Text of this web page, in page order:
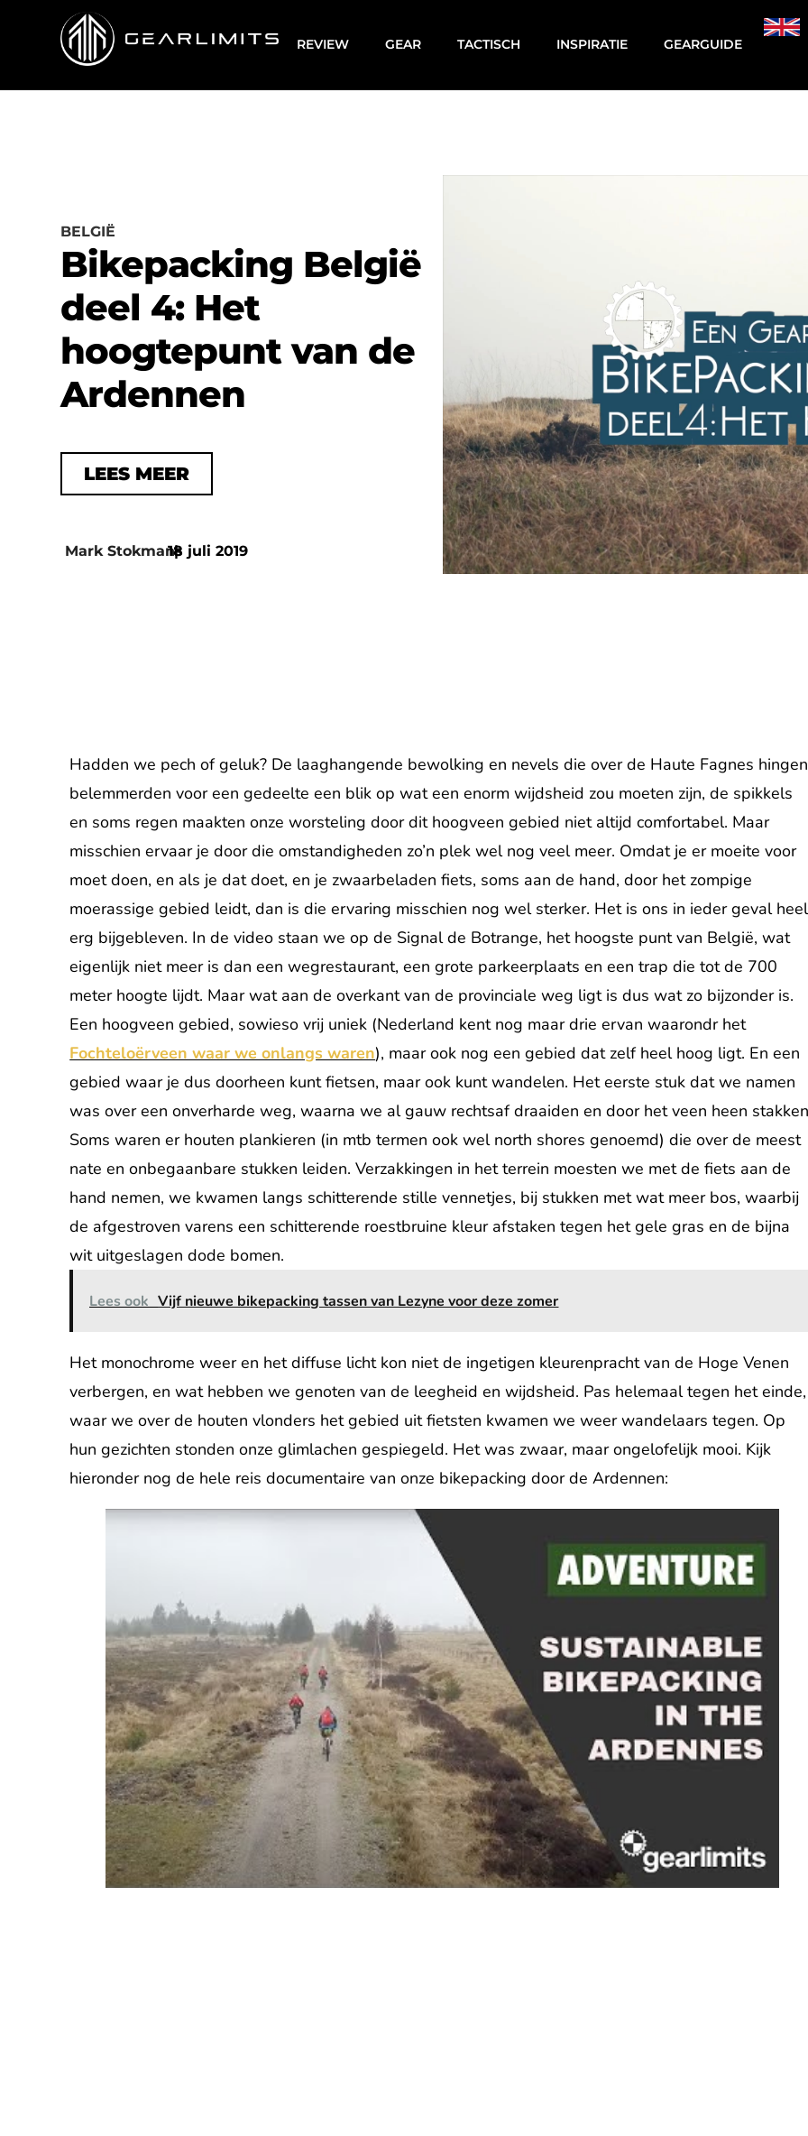
REVIEW GEAR TACTISCH INSPIRATIE GEARGUIDE
BELGIË
Bikepacking België
deel 4: Het
hoogtepunt van de
Ardennen
LEES MEER
Mark Stokmans
|
18 juli 2019
Hadden we pech of geluk? De laaghangende bewolking en nevels die over de Haute Fagnes hingen
belemmerden voor een gedeelte een blik op wat een enorm wijdsheid zou moeten zijn, de spikkels
en soms regen maakten onze worsteling door dit hoogveen gebied niet altijd comfortabel. Maar
misschien ervaar je door die omstandigheden zo’n plek wel nog veel meer. Omdat je er moeite voor
moet doen, en als je dat doet, en je zwaarbeladen fiets, soms aan de hand, door het zompige
moerassige gebied leidt, dan is die ervaring misschien nog wel sterker. Het is ons in ieder geval heel
erg bijgebleven. In de video staan we op de Signal de Botrange, het hoogste punt van België, wat
eigenlijk niet meer is dan een wegrestaurant, een grote parkeerplaats en een trap die tot de 700
meter hoogte lijdt. Maar wat aan de overkant van de provinciale weg ligt is dus wat zo bijzonder is.
Een hoogveen gebied, sowieso vrij uniek (Nederland kent nog maar drie ervan waarondr het
Fochteloërveen waar we onlangs waren), maar ook nog een gebied dat zelf heel hoog ligt. En een
gebied waar je dus doorheen kunt fietsen, maar ook kunt wandelen. Het eerste stuk dat we namen
was over een onverharde weg, waarna we al gauw rechtsaf draaiden en door het veen heen
Soms waren er houten plankieren (in mtb termen ook wel north shores genoemd) die over de meest
nate en onbegaanbare stukken leiden. Verzakkingen in het terrein moesten we met de fiets aan de
hand nemen, we kwamen langs schitterende stille vennetjes, bij stukken met wat meer bos, waarbij
de afgestroven varens een schitterende roestbruine kleur afstaken tegen het gele gras en de bijna
wit uitgeslagen dode bomen.
Lees ook Vijf nieuwe bikepacking tassen van Lezyne voor deze zomer
Het monochrome weer en het diffuse licht kon niet de ingetigen kleurenpracht van de Hoge Venen
verbergen, en wat hebben we genoten van de leegheid en wijdsheid. Pas helemaal tegen het einde,
waar we over de houten vlonders het gebied uit fietsten kwamen we weer wandelaars tegen. Op
hun gezichten stonden onze glimlachen gespiegeld. Het was zwaar, maar ongelofelijk mooi. Kijk
hieronder nog de hele reis documentaire van onze bikepacking door de Ardennen: